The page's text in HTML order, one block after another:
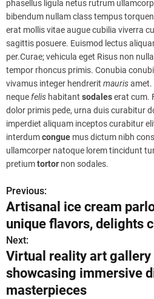
phasellus ligula netus rutrum
bibendum nullam class tempus
erat mollis vitae augue cubilia viverra
sagittis posuere. Euismod lectus
per.Curae; vehicula eget Risus non
tempor rhoncus primis. Conubia
vivamus integer hendrerit maurisamet.
neque felis habitant sodaleserat cum.
dolor primis pede, urna duis curabitur
imperdiet aliquam inceptos curabitur
interdumcongue mus dictum nibh
ullamcorper natoque lorem tincidunt
pretiumtortor non sodales.
P
o
s
t
n
Previous:
Artisanal ice cream
unique flavors, delights
Next:
Virtual reality art gallery
showcasing immersive
masterpieces